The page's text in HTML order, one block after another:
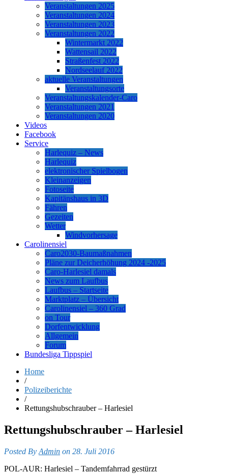
Veranstaltungen 2025
Veranstaltungen 2024
Veranstaltungen 2023
Veranstaltungen 2022
Wintermarkt 2022
Wattensail 2022
Straßenfest 2022
Nordseelauf 2022
aktuelle Veranstaltungen
Veranstaltungsorte
Veranstaltungskalender-Caro
Veranstaltungen 2021
Veranstaltungen 2020
Videos
Facebook
Service
Harlequiz – News
Harlequiz
elektronischer Spielbogen
Kleinanzeigen
Fotoseite
Kapitänshaus in 3D
Fähren
Gezeiten
Wetter
Windvorhersage
Carolinensiel
Caro2030-Baumaßnahmen
Pläne zur Deicherhöhung 2024 -2025
Caro-Harlesiel damals
News zum Laufbus
Laufbus – Startseite
Marktplatz – Übersicht
Carolinensiel – 360 Grad
on Tour
Dorfentwicklung
Allgemein
Forum
Bundesliga Tippspiel
Home
/
Polizeiberichte
/
Rettungshubschrauber – Harlesiel
Rettungshubschrauber – Harlesiel
Posted By Admin on 28. Juli 2016
POL-AUR: Harlesiel – Tandemfahrrad gestürzt